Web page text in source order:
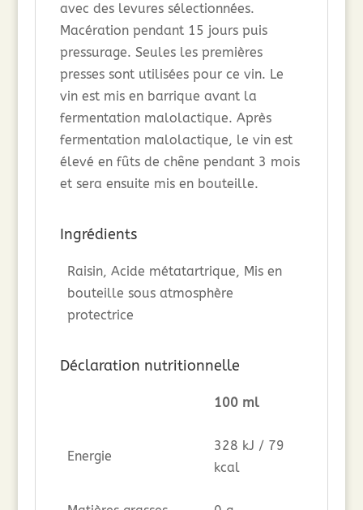
avec des levures sélectionnées.
Macération pendant 15 jours puis
pressurage. Seules les premières
presses sont utilisées pour ce vin. Le
vin est mis en barrique avant la
fermentation malolactique. Après
fermentation malolactique, le vin est
élevé en fûts de chêne pendant 3 mois
et sera ensuite mis en bouteille.
Ingrédients
Raisin, Acide métatartrique, Mis en
bouteille sous atmosphère
protectrice
Déclaration nutritionnelle
100 ml
Energie
328 kJ / 79
kcal